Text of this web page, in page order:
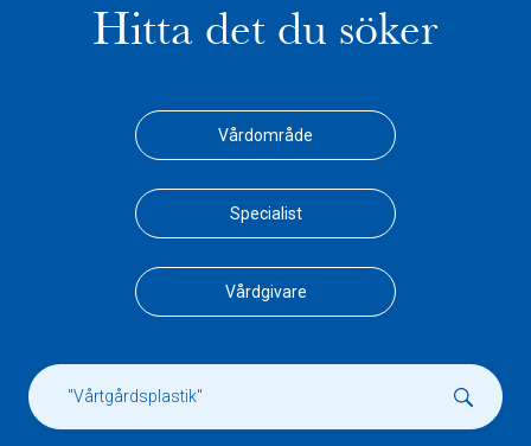
Hitta det du söker
Vårdområde
Specialist
Vårdgivare